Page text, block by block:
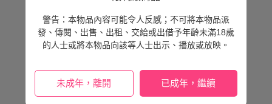
警告：本物品內容可能令人反感；不可將本物品派
發、傳閱、出售、出租、交給或出借予年齡未滿18歲
的人士或將本物品向該等人士出示、播放或放映。
未成年，離開 已成年，繼續